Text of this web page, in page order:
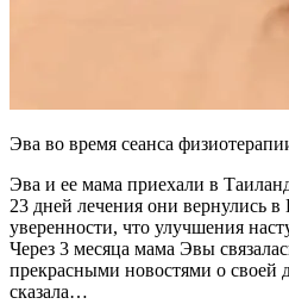
Эва во время сеанса
Эва и ее мама приехали в
23 дней лечения они вернулись
уверенности, что улучшения
Через 3 месяца мама Эвы
прекрасными новостями о своей
сказала…